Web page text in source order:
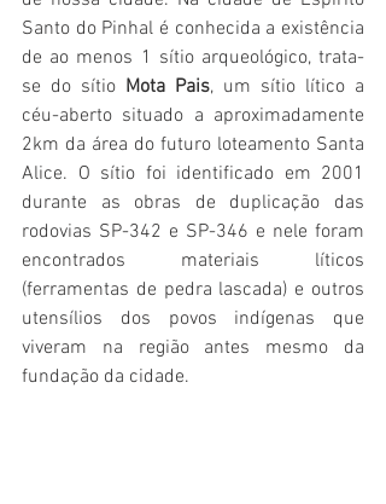
Santo do Pinhal é conhecida a existência
de ao menos 1 sítio arqueológico, trata-
se do sítio Mota Pais, um sítio lítico a
céu-aberto situado a aproximadamente
2km da área do futuro loteamento Santa
Alice. O sítio foi identificado em 2001
durante as obras de duplicação das
rodovias SP-342 e SP-346 e nele foram
encontrados materiais líticos
(ferramentas de pedra lascada) e outros
utensílios dos povos indígenas que
viveram na região antes mesmo da
fundação da cidade.